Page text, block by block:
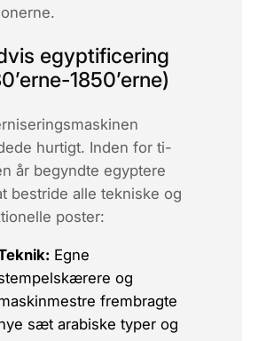
egyptificering
1850’erne)
hurtigt. Inden for ti-
år begyndte egyptere
bestride alle tekniske og
poster:
Egne
og
frembragte
sæt arabiske typer og